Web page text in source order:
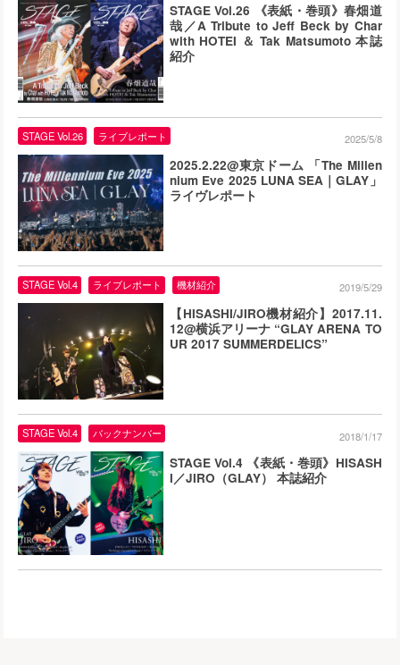
STAGE Vol.26 《表紙・巻頭》春畑道
哉／A Tribute to Jeff Beck by Char
with HOTEI ＆ Tak Matsumoto 本誌
紹介
2025.2.22@東京ドーム 「The Millen
nium Eve 2025 LUNA SEA｜GLAY」
ライヴレポート
STAGE Vol.26 ライブレポート 2025/5/8
【HISASHI/JIRO機材紹介】2017.11.
12@横浜アリーナ “GLAY ARENA TO
UR 2017 SUMMERDELICS”
STAGE Vol.4 ライブレポート 機材紹介 2019/5/29
STAGE Vol.4 《表紙・巻頭》HISASH
I／JIRO（GLAY） 本誌紹介
STAGE Vol.4 バックナンバー 2018/1/17